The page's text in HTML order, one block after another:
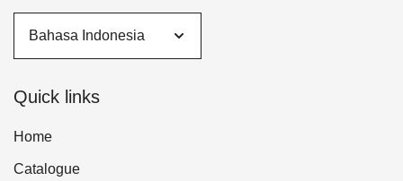
Quick links
Home
Catalogue